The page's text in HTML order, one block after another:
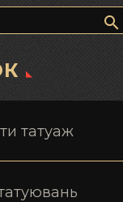
татуаж